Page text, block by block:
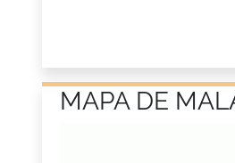
MAPA DE